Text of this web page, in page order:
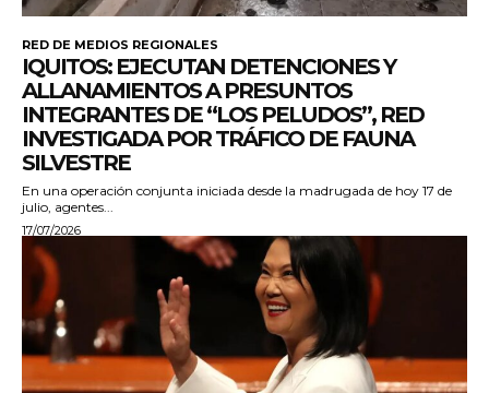
RED DE MEDIOS REGIONALES
IQUITOS: EJECUTAN DETENCIONES Y
ALLANAMIENTOS A PRESUNTOS
INTEGRANTES DE “LOS PELUDOS”, RED
INVESTIGADA POR TRÁFICO DE FAUNA
SILVESTRE
En una operación conjunta iniciada desde la madrugada de hoy 17 de
julio, agentes...
17/07/2026